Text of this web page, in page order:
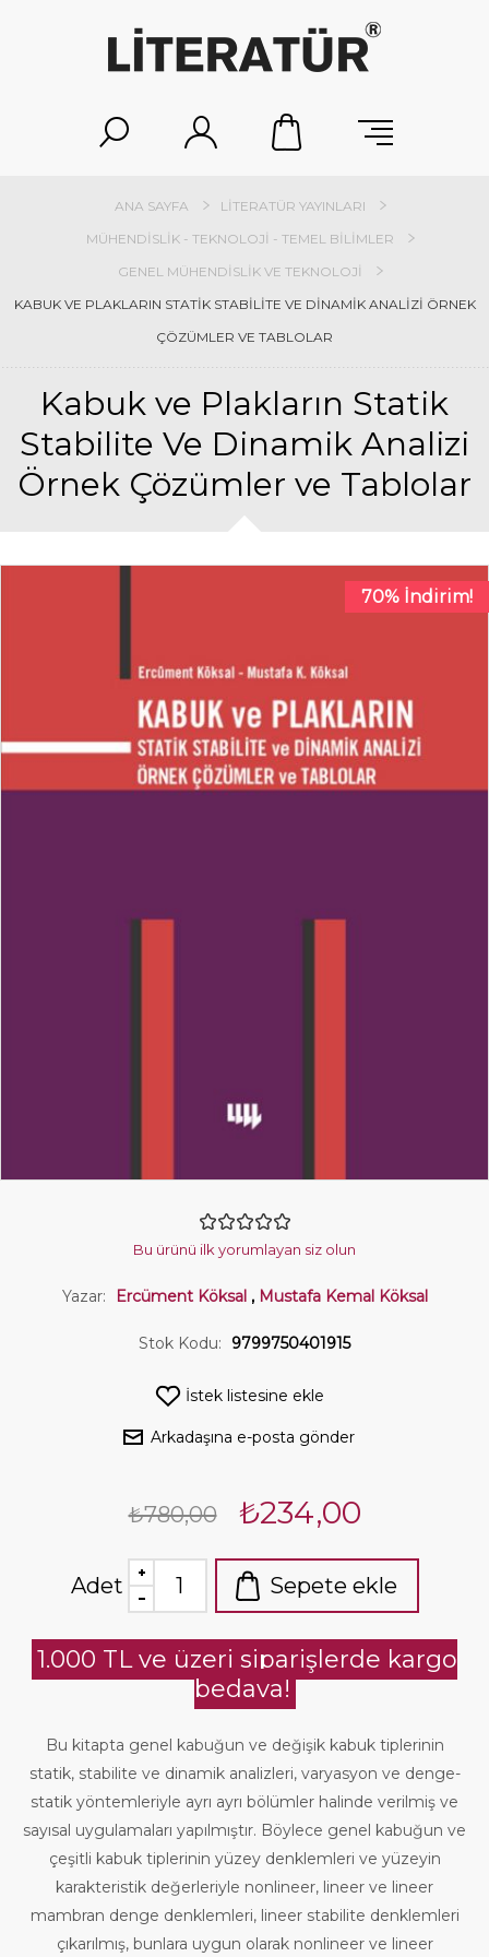
ANA SAYFA
LITERATÜR YAYINLARI
MÜHENDISLIK - TEKNOLOJI - TEMEL BILIMLER
GENEL MÜHENDISLIK VE TEKNOLOJI
KABUK VE PLAKLARIN STATIK STABILITE VE DINAMIK ANALIZI ÖRNEK
ÇÖZÜMLER VE TABLOLAR
Kabuk ve Plakların Statik
Stabilite Ve Dinamik Analizi
Örnek Çözümler ve Tablolar
70% İndirim!
Bu ürünü ilk yorumlayan siz olun
Yazar: Ercüment Köksal , Mustafa Kemal Köksal
Stok Kodu: 9799750401915
İstek listesine ekle
Arkadaşına e-posta gönder
₺780,00 ₺234,00
Adet Sepete ekle
1.000 TL ve üzeri siparişlerde kargo
bedava!
Bu kitapta genel kabuğun ve değişik kabuk tiplerinin
statik, stabilite ve dinamik analizleri, varyasyon ve denge-
statik yöntemleriyle ayrı ayrı bölümler halinde verilmiş ve
sayısal uygulamaları yapılmıştır. Böylece genel kabuğun ve
çeşitli kabuk tiplerinin yüzey denklemleri ve yüzeyin
karakteristik değerleriyle nonlineer, lineer ve lineer
mambran denge denklemleri, lineer stabilite denklemleri
çıkarılmış, bunlara uygun olarak nonlineer ve lineer